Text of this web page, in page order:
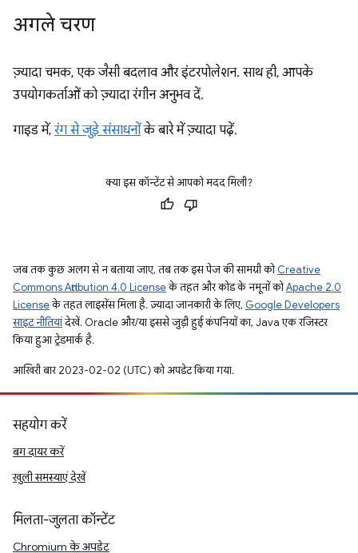
अगले चरण
ज़्यादा चमक, एक जैसी बदलाव और इंटरपोलेशन. साथ ही, आपके
उपयोगकर्ताओं को ज़्यादा रंगीन अनुभव दें.
गाइड में,रंग से जुड़े संसाधनोंके बारे में ज़्यादा पढ़ें.
क्या इस कॉन्टेंट से आपको मदद मिली?
जब तक कुछ अलग से न बताया जाए, तब तक इस पेज की सामग्री कोCreative
Commons Attribution 4.0 Licenseके तहत और कोड के नमूनों कोApache 2.0
Licenseके तहत लाइसेंस मिला है. ज़्यादा जानकारी के लिए, Google Developers
साइट नीतियांदेखें. Oracle और/या इससे जुड़ी हुई कंपनियों का, Java एक रजिस्टर
किया हुआ ट्रेडमार्क है.
आखिरी बार 2023-02-02 (UTC) को अपडेट किया गया.
सहयोग करें
बग दायर करें
खुली समस्याएं देखें
मिलता-जुलता कॉन्टेंट
Chromium के अपडेट